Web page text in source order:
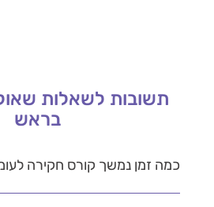
תשובות לשאלות
בראש
כמה זמן נמשך קורס חקירה